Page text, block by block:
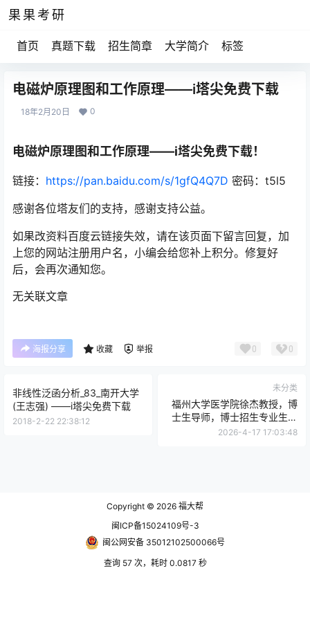
果果考研
首页 真题下载 招生简章 大学简介 标签
电磁炉原理图和工作原理——i塔尖免费下载
18年2月20日 0
电磁炉原理图和工作原理——i塔尖免费下载！
链接： https://pan.baidu.com/s/1gfQ4Q7D 密码：t5l5
感谢各位塔友们的支持，感谢支持公益。
如果改资料百度云链接失效，请在该页面下留言回复，加
上您的网站注册用户名，小编会给您补上积分。修复好
后，会再次通知您。
无关联文章
海报分享 收藏 举报 0 0
非线性泛函分析_83_南开大学
(王志强) ——i塔尖免费下载
2018-2-22 22:38:12
未分类
福州大学医学院徐杰教授，博
士生导师，博士招生专业生物
与医药生物医学工程欢迎学子
2026-4-17 17:03:48
Copyright © 2026 福大帮
闽ICP备15024109号-3
闽公网安备 35012102500066号
查询 57 次，耗时 0.0817 秒